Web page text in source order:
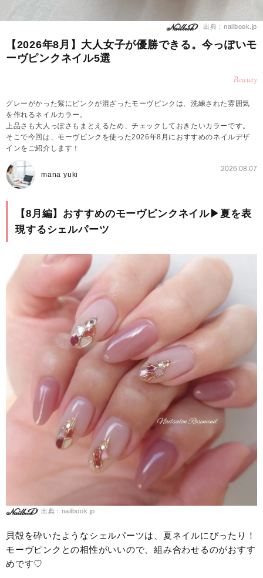
出典：nailbook.jp
【2026年8月】大人女子が優勝できる。今っぽいモ
ーヴピンクネイル5選
Beauty
グレーがかった紫にピンクが混ざったモーヴピンクは、洗練された雰囲気
を作れるネイルカラー。
上品さも大人っぽさもまとえるため、チェックしておきたいカラーです。
そこで今回は、モーヴピンクを使った2026年8月におすすめのネイルデザ
インをご紹介します！
mana yuki
2026.08.07
【8月編】おすすめのモーヴピンクネイル▶︎夏を表
現するシェルパーツ
出典：nailbook.jp
貝殻を砕いたようなシェルパーツは、夏ネイルにぴったり！
モーヴピンクとの相性がいいので、組み合わせるのがおすす
めです♡